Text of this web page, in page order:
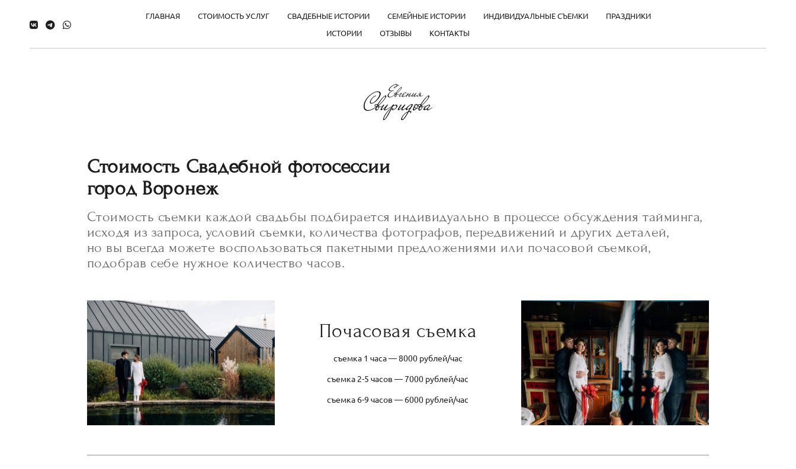
ГЛАВНАЯ СТОИМОСТЬ УСЛУГ СВАДЕБНЫЕ ИСТОРИИ СЕМЕЙНЫЕ ИСТОРИИ ИНДИВИДУАЛЬНЫЕ СЪЕМКИ
ПРАЗДНИКИ
ИСТОРИИ
ОТЗЫВЫ КОНТАКТЫ
Стоимость Свадебной фотосессии
город Воронеж
Стоимость съемки каждой свадьбы подбирается индивидуально в процессе обсуждения тайминга,
исходя из запроса, условий съемки, количества фотографов, передвижений и других деталей,
но вы всегда можете воспользоваться пакетными предложениями или почасовой съемкой,
подобрав себе нужное количество часов.
Почасовая съемка
съемка 1 часа — 8000 рублей/час
съемка 2-5 часов — 7000 рублей/час
съемка 6-9 часов — 6000 рублей/час